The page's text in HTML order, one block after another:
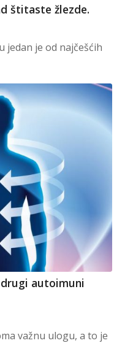
štitaste žlezde.
jedan je od najčešćih
autoimuni
važnu ulogu, a to je